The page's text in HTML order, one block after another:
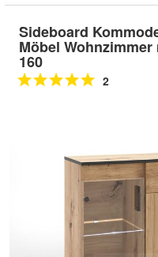
Sideboard
Möbel
160
2